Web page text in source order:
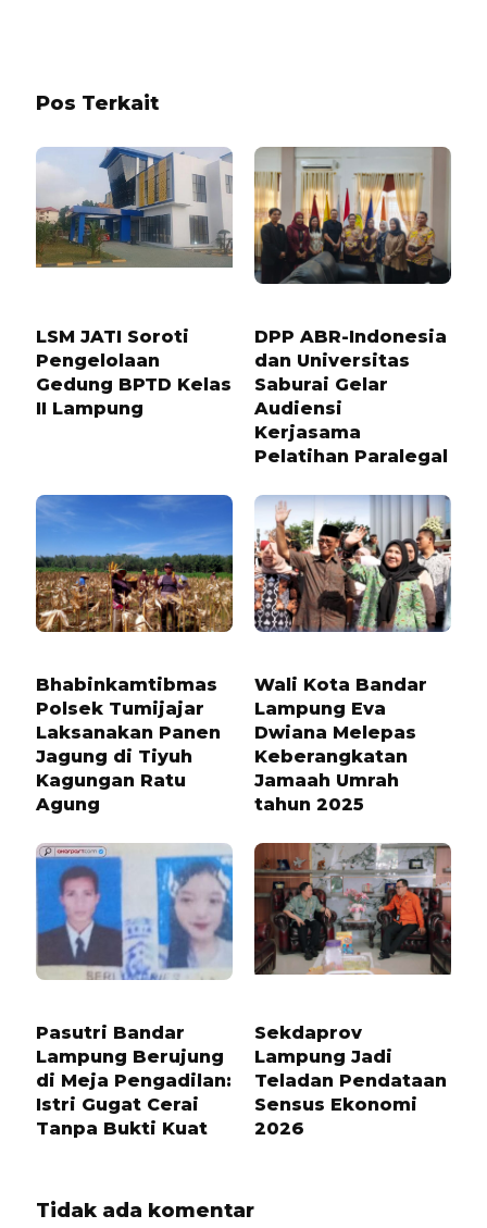
Pos Terkait
LSM JATI Soroti
Pengelolaan
Gedung BPTD Kelas
II Lampung
DPP ABR-Indonesia
dan Universitas
Saburai Gelar
Audiensi
Kerjasama
Pelatihan Paralegal
Bhabinkamtibmas
Polsek Tumijajar
Laksanakan Panen
Jagung di Tiyuh
Kagungan Ratu
Agung
Wali Kota Bandar
Lampung Eva
Dwiana Melepas
Keberangkatan
Jamaah Umrah
tahun 2025
Pasutri Bandar
Lampung Berujung
di Meja Pengadilan:
Istri Gugat Cerai
Tanpa Bukti Kuat
Sekdaprov
Lampung Jadi
Teladan Pendataan
Sensus Ekonomi
2026
Tidak ada komentar